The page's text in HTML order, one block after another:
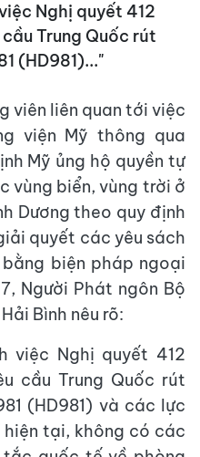
Nghị quyết 412
Trung Quốc rút
(HD981)..."
viên liên quan tới việc
viện Mỹ thông qua
Mỹ ủng hộ quyền tự
vùng biển, vùng trời ở
Dương theo quy định
quyết các yêu sách
biện pháp ngoại
Người Phát ngôn Bộ
Bình nêu rõ:
việc Nghị quyết 412
cầu Trung Quốc rút
(HD981) và các lực
tại, không có các